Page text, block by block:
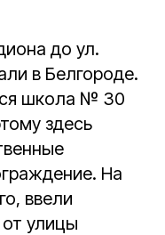
до ул.
в Белгороде.
школа № 30
здесь
На
ввели
улицы